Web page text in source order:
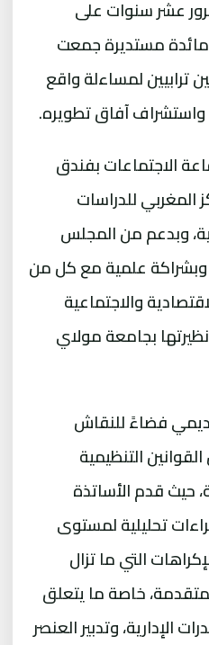
عشر سنوات على
مائدة مستديرة جمعت
ترابيين لمساءلة واقع
واستشراف آفاق تطويره.
الاجتماعات بفندق
المغربي للدراسات
وبدعم من المجلس
وبشراكة علمية مع كل من
والاجتماعية
بجامعة مولاي
فضاءً للنقاش
التنظيمية
حيث قدم الأساتذة
تحليلية لمستوى
التي ما تزال
خاصة ما يتعلق
الإدارية، وتدبير العنصر